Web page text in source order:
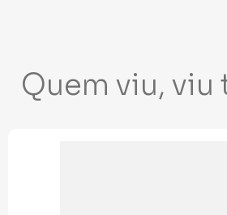
Quem viu, viu